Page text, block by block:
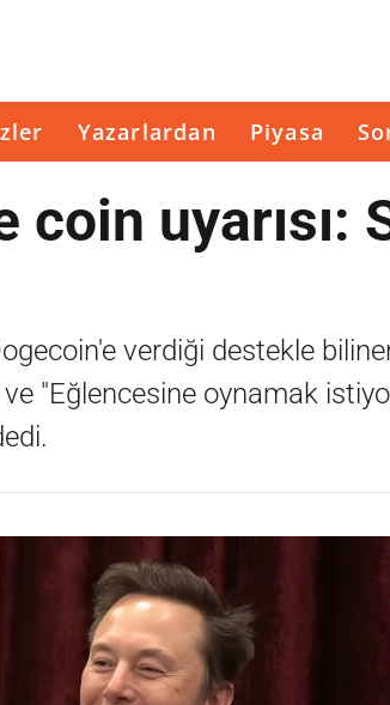
Yazarlardan Piyasa
coin uyarısı:
verdiği destekle
"Eğlencesine oynamak